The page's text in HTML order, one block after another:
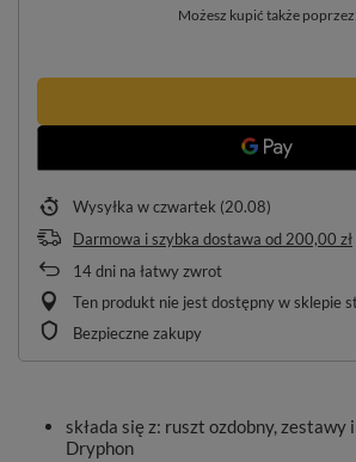
Możesz kupić także poprzez:
Wysyłka w czwartek (20.08)
Darmowa i szybka dostawa od 200,00 zł
14dni na łatwy zwrot
Ten produkt nie jest dostępny w sklepie
Bezpieczne zakupy
składa się z: ruszt ozdobny, zestawy
Dryphon